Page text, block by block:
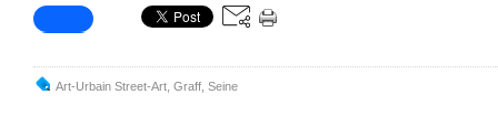
Art-Urbain Street-Art Graff Seine